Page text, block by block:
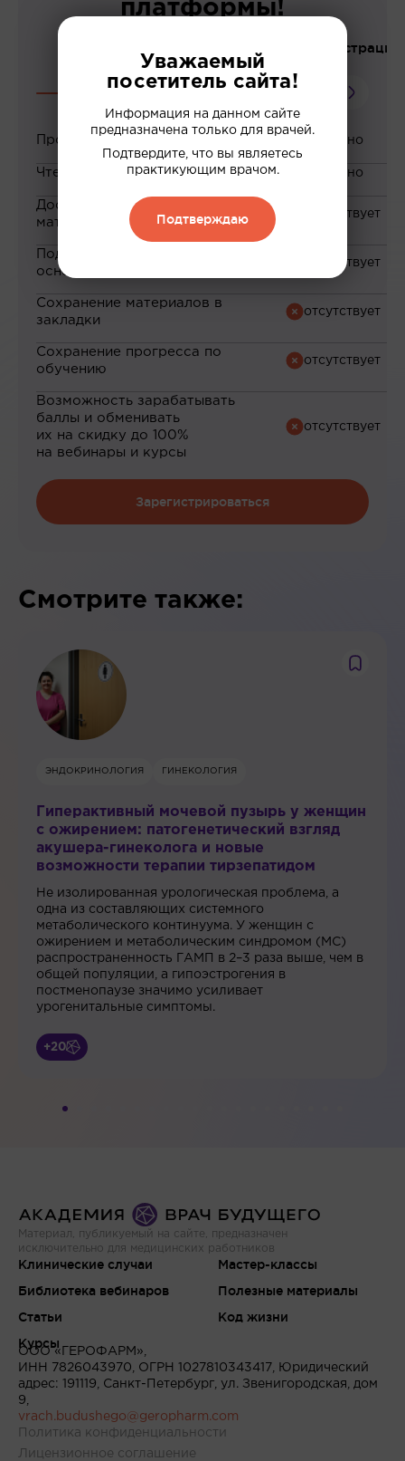
платформы!
До регистрации
Просмотр вебинаров
Чтение статей
Доступ к закрытым
материалам
Подборка материалов на
основе ваших интересов
Сохранение материалов в
закладки
Сохранение прогресса по
обучению
Возможность зарабатывать
баллы и обменивать
их на скидку до 100%
на вебинары и курсы
Зарегистрироваться
Смотрите также:
ЭНДОКРИНОЛОГИЯ ГИНЕКОЛОГИЯ
Гиперактивный мочевой пузырь у женщин
с ожирением: патогенетический взгляд
акушера-гинеколога и новые
возможности терапии тирзепатидом
Не изолированная урологическая проблема, а
одна из составляющих системного
метаболического континуума. У женщин с
ожирением и метаболическим синдромом (МС)
распространенность ГАМП в 2–3 раза выше, чем в
общей популяции, а гипоэстрогения в
постменопаузе значимо усиливает
урогенитальные симптомы.
+20
Материал, публикуемый на сайте, предназначен
исключительно для медицинских работников
Клинические случаи
Библиотека вебинаров
Статьи
Курсы
Мастер-классы
Полезные материалы
Код жизни
ООО «ГЕРОФАРМ»,
ИНН 7826043970, ОГРН 1027810343417, Юридический
адрес: 191119, Санкт-Петербург, ул. Звенигородская, дом
9,
vrach.budushego@geropharm.com
Политика конфиденциальности
Лицензионное соглашение
Уважаемый
посетитель сайта!
Информация на данном сайте
предназначена только для врачей.
Подтвердите, что вы являетесь
практикующим врачом.
Подтверждаю